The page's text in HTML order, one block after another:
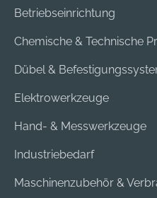
Betriebseinrichtung
Chemische & Technische
Dübel &
Elektrowerkzeuge
Hand- & Messwerkzeuge
Industriebedarf
Maschinenzubehör &